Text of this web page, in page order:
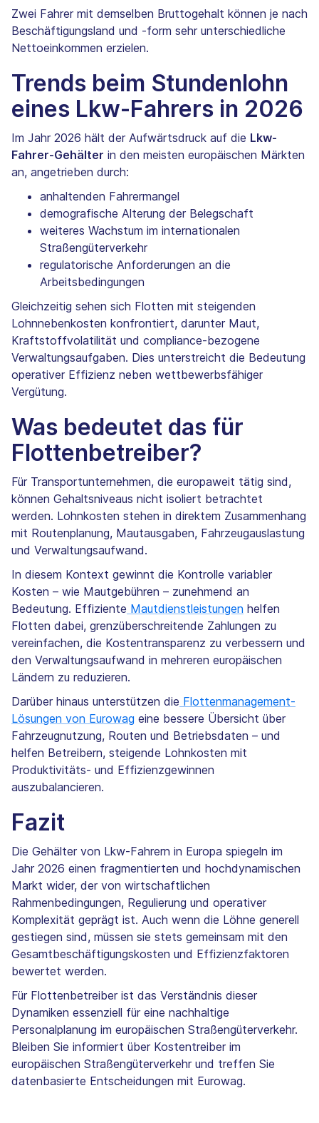
Zwei Fahrer mit demselben Bruttogehalt können je nach
Beschäftigungsland und -form sehr unterschiedliche
Nettoeinkommen erzielen.
Trends beim Stundenlohn
eines Lkw-Fahrers in 2026
Im Jahr 2026 hält der Aufwärtsdruck auf die Lkw-
Fahrer-Gehälter in den meisten europäischen Märkten
an, angetrieben durch:
anhaltenden Fahrermangel
demografische Alterung der Belegschaft
weiteres Wachstum im internationalen
Straßengüterverkehr
regulatorische Anforderungen an die
Arbeitsbedingungen
Gleichzeitig sehen sich Flotten mit steigenden
Lohnnebenkosten konfrontiert, darunter Maut,
Kraftstoffvolatilität und compliance-bezogene
Verwaltungsaufgaben. Dies unterstreicht die Bedeutung
operativer Effizienz neben wettbewerbsfähiger
Vergütung.
Was bedeutet das für
Flottenbetreiber?
Für Transportunternehmen, die europaweit tätig sind,
können Gehaltsniveaus nicht isoliert betrachtet
werden. Lohnkosten stehen in direktem Zusammenhang
mit Routenplanung, Mautausgaben, Fahrzeugauslastung
und Verwaltungsaufwand.
In diesem Kontext gewinnt die Kontrolle variabler
Kosten – wie Mautgebühren – zunehmend an
Bedeutung. Effiziente Mautdienstleistungen helfen
Flotten dabei, grenzüberschreitende Zahlungen zu
vereinfachen, die Kostentransparenz zu verbessern und
den Verwaltungsaufwand in mehreren europäischen
Ländern zu reduzieren.
Darüber hinaus unterstützen die Flottenmanagement-
Lösungen von Eurowag eine bessere Übersicht über
Fahrzeugnutzung, Routen und Betriebsdaten – und
helfen Betreibern, steigende Lohnkosten mit
Produktivitäts- und Effizienzgewinnen
auszubalancieren.
Fazit
Die Gehälter von Lkw-Fahrern in Europa spiegeln im
Jahr 2026 einen fragmentierten und hochdynamischen
Markt wider, der von wirtschaftlichen
Rahmenbedingungen, Regulierung und operativer
Komplexität geprägt ist. Auch wenn die Löhne generell
gestiegen sind, müssen sie stets gemeinsam mit den
Gesamtbeschäftigungskosten und Effizienzfaktoren
bewertet werden.
Für Flottenbetreiber ist das Verständnis dieser
Dynamiken essenziell für eine nachhaltige
Personalplanung im europäischen Straßengüterverkehr.
Bleiben Sie informiert über Kostentreiber im
europäischen Straßengüterverkehr und treffen Sie
datenbasierte Entscheidungen mit Eurowag.